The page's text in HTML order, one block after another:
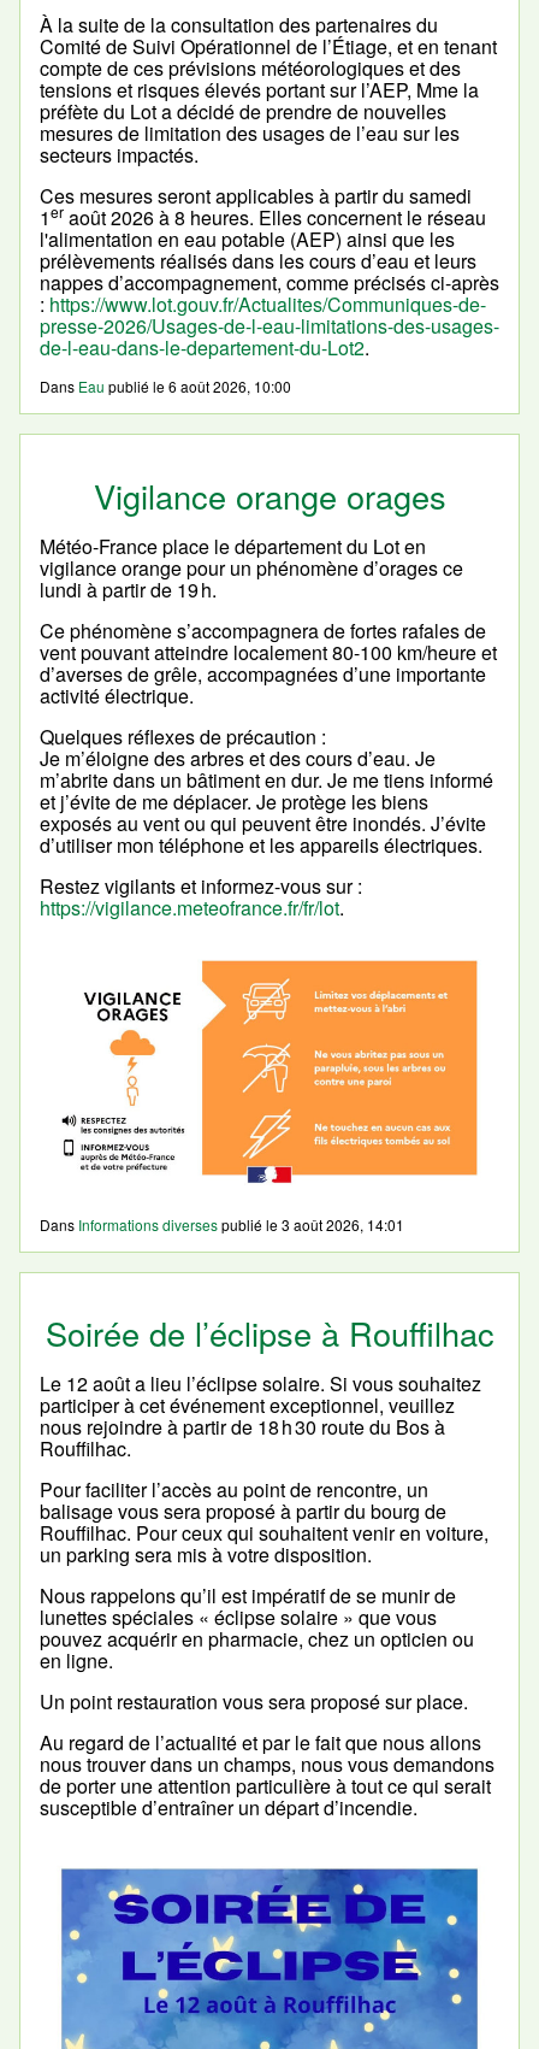
À la suite de la consultation des partenaires du
Comité de Suivi Opérationnel de l’Étiage, et en tenant
compte de ces prévisions météorologiques et des
tensions et risques élevés portant sur l’AEP, Mme la
préfète du Lot a décidé de prendre de nouvelles
mesures de limitation des usages de l’eau sur les
secteurs impactés.
Ces mesures seront applicables à partir du samedi
1er août 2026 à 8 heures. Elles concernent le réseau
l'alimentation en eau potable (AEP) ainsi que les
prélèvements réalisés dans les cours d’eau et leurs
nappes d’accompagnement, comme précisés ci-après
: https://www.lot.gouv.fr/Actualites/Communiques-de-
presse-2026/Usages-de-l-eau-limitations-des-usages-
de-l-eau-dans-le-departement-du-Lot2.
Dans Eau publié le6 août 2026, 10:00
Vigilance orange orages
Météo-France place le département du Lot en
vigilance orange pour un phénomène d’orages ce
lundi à partir de 19 h.
Ce phénomène s’accompagnera de fortes rafales de
vent pouvant atteindre localement 80-100 km/heure et
d’averses de grêle, accompagnées d’une importante
activité électrique.
Quelques réflexes de précaution :
Je m’éloigne des arbres et des cours d’eau. Je
m’abrite dans un bâtiment en dur. Je me tiens informé
et j’évite de me déplacer. Je protège les biens
exposés au vent ou qui peuvent être inondés. J’évite
d’utiliser mon téléphone et les appareils électriques.
Restez vigilants et informez-vous sur :
https://vigilance.meteofrance.fr/fr/lot.
Dans Informations diversespublié le3 août 2026, 14:01
Soirée de l’éclipse à Rouffilhac
Le 12 août a lieu l’éclipse solaire. Si vous souhaitez
participer à cet événement exceptionnel, veuillez
nous rejoindre à partir de 18 h 30 route du Bos à
Rouffilhac.
Pour faciliter l’accès au point de rencontre, un
balisage vous sera proposé à partir du bourg de
Rouffilhac. Pour ceux qui souhaitent venir en voiture,
un parking sera mis à votre disposition.
Nous rappelons qu’il est impératif de se munir de
lunettes spéciales « éclipse solaire » que vous
pouvez acquérir en pharmacie, chez un opticien ou
en ligne.
Un point restauration vous sera proposé sur place.
Au regard de l’actualité et par le fait que nous allons
nous trouver dans un champs, nous vous demandons
de porter une attention particulière à tout ce qui serait
susceptible d’entraîner un départ d’incendie.